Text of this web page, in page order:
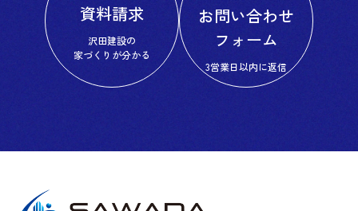
資料請求
沢田建設の
家づくりが分かる
お問い合わせ
フォーム
3営業日以内に返信